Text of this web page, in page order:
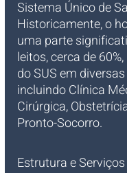
Sistema Único de
Historicamente, o
uma parte
leitos, cerca de
do SUS em
incluindo Clínica
Cirúrgica,
Pronto-Socorro.
Estrutura e Serviços